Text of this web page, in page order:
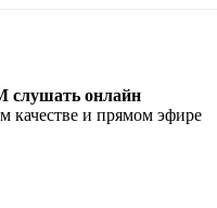
слушать онлайн
качестве и прямом эфире